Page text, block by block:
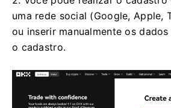
uma rede social (Google, Apple,
ou inserir manualmente os
o cadastro.